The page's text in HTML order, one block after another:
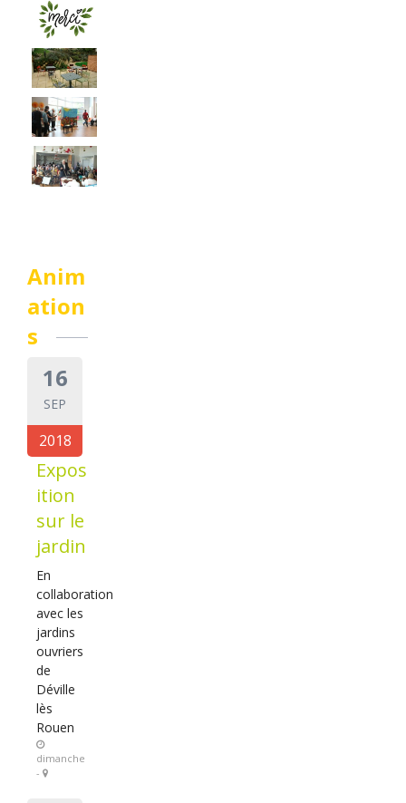
Anim
ation
s
16
SEP
2018
Expos
ition
sur le
jardin
En
collaboration
avec les
jardins
ouvriers
de
Déville
lès
Rouen
dimanche
-